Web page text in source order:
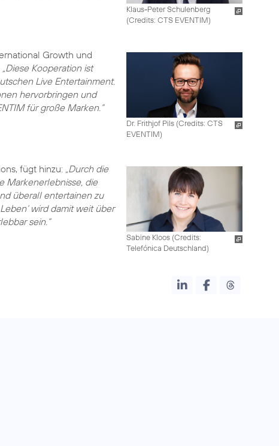
Klaus-Peter Schulenberg
(Credits: CTS EVENTIM)
Dr. Frithjof Pils (Credits: CTS
EVENTIM)
Growth und
„Diese Kooperation ist
Live Entertainment.
hervorbringen und
für große Marken.“
Sabine Kloos (Credits:
Telefónica Deutschland)
fügt hinzu: „Durch die
Markenerlebnisse, die
überall entertainen zu
wird damit weit über
sein.“